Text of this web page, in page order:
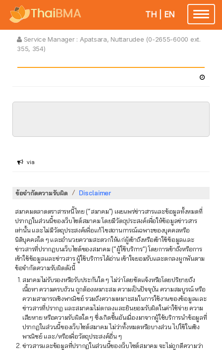
Toggle
TH EN
Service Manager : Apatsara, Nuttarudee (0-2655-6000 ext.
355, 354)
via
ข้อจำกัดความรับผิด / Disclaimer
สมาคมตลาดตราสารหนี้ไทย (“สมาคม”) เผยแพร่ข่าวสารและข้อมูลทั้งหมดที่
ปรากฏในส่วนนี้ของเว็บไซต์สมาคม โดยมีวัตถุประสงค์เพื่อให้ข้อมูลข่าวสาร
เท่านั้น และไม่มีวัตถุประสงค์เพื่อแก้ไขสถานการณ์เฉพาะของบุคคลหรือ
นิติบุคคลใด ๆ และอำนวยความสะดวกให้แก่ผู้เข้าถึงหรือเข้าใช้ข้อมูลและ
ข่าวสารที่ปรากฏบนเว็บไซต์ของสมาคม (“ผู้ใช้บริการ”) โดยการเข้าถึงหรือการ
เข้าใช้ข้อมูลและข่าวสาร ผู้ใช้บริการได้อ่าน เข้าใจยอมรับและตกลงผูกพันตาม
ข้อจำกัดความรับผิดดังนี้
สมาคมไม่รับรองหรือรับประกันใด ๆ ไม่ว่าโดยชัดแจ้งหรือโดยปริยายถึง
เนื้อหา ความครบถ้วน ถูกต้องเหมาะสม ความเป็นปัจจุบัน ความสมบูรณ์ หรือ
ความสามารถเชิงพาณิชย์ รวมถึงความเหมาะสมในการใช้งานของข้อมูลและ
ข่าวสารที่ปรากฏ และสมาคมไม่ตกลงและยินยอมรับผิดในค่าใช้จ่าย ความ
เสียหาย หรือความรับผิดใด ๆ ซึ่งเกิดขึ้นอันเนื่องมาจากผู้ใช้บริการนำข้อมูลที่
ปรากฏในส่วนนี้ของเว็บไซต์สมาคม ไม่ว่าทั้งหมดหรือบางส่วน ไปใช้ในเชิง
พาณิชย์ และ/หรือเพื่อวัตถุประสงค์อื่น ๆ
ข่าวสารและข้อมูลที่ปรากฏในส่วนนี้ของเว็บไซต์สมาคม จะไม่ถูกตีความว่า